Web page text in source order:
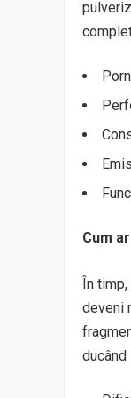
Cum
În
deveni
ducând